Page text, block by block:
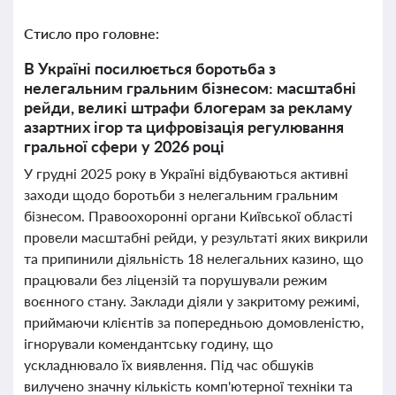
Стисло про головне:
В Україні посилюється боротьба з
нелегальним гральним бізнесом: масштабні
рейди, великі штрафи блогерам за рекламу
азартних ігор та цифровізація регулювання
гральної сфери у 2026 році
У грудні 2025 року в Україні відбуваються активні
заходи щодо боротьби з нелегальним гральним
бізнесом. Правоохоронні органи Київської області
провели масштабні рейди, у результаті яких викрили
та припинили діяльність 18 нелегальних казино, що
працювали без ліцензій та порушували режим
воєнного стану. Заклади діяли у закритому режимі,
приймаючи клієнтів за попередньою домовленістю,
ігнорували комендантську годину, що
ускладнювало їх виявлення. Під час обшуків
вилучено значну кількість комп'ютерної техніки та